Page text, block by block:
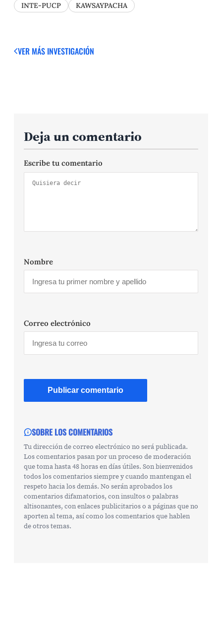
INTE-PUCP KAWSAYPACHA
VER MÁS INVESTIGACIÓN
Deja un comentario
Escribe tu comentario
Nombre
Correo electrónico
SOBRE LOS COMENTARIOS
Tu dirección de correo electrónico no será publicada.
Los comentarios pasan por un proceso de moderación
que toma hasta 48 horas en días útiles. Son bienvenidos
todos los comentarios siempre y cuando mantengan el
respeto hacia los demás. No serán aprobados los
comentarios difamatorios, con insultos o palabras
altisonantes, con enlaces publicitarios o a páginas que no
aporten al tema, así como los comentarios que hablen
de otros temas.